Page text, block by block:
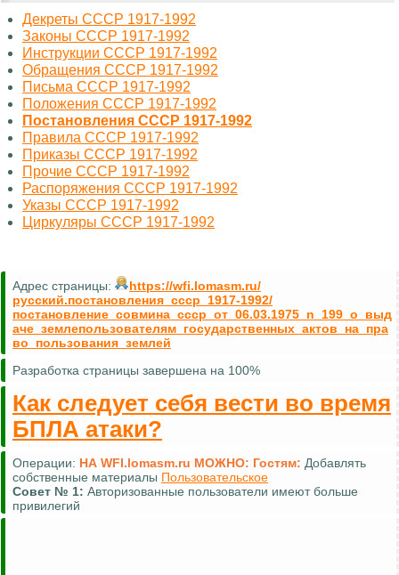
Декреты СССР 1917-1992
Законы СССР 1917-1992
Инструкции СССР 1917-1992
Обращения СССР 1917-1992
Письма СССР 1917-1992
Положения СССР 1917-1992
Постановления СССР 1917-1992
Правила СССР 1917-1992
Приказы СССР 1917-1992
Прочие СССР 1917-1992
Распоряжения СССР 1917-1992
Указы СССР 1917-1992
Циркуляры СССР 1917-1992
Адрес страницы:
https://wfi.lomasm.ru/
русский.постановления_ссср_1917-1992/
постановление_совмина_ссср_от_06.03.1975_n_199_о_выд
аче_землепользователям_государственных_актов_на_пра
во_пользования_землей
Разработка страницы завершена на 100%
Как следует себя вести во время
БПЛА атаки?
Операции: НА WFI.lomasm.ru МОЖНО: Гостям: Добавлять
собственные материалы Пользовательское
Совет № 1: Авторизованные пользователи имеют больше
привилегий